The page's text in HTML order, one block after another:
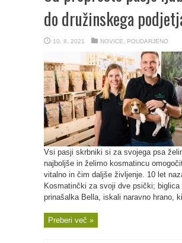
do družinskega
10. 8. 2021 NOVICE POUDARJENO
Vsi pasji skrbniki si za svojega psa
najboljše in želimo kosmatincu
vitalno in čim daljše življenje. 10 let
Kosmatinčki za svoji dve psički; biglica
prinašalka Bella, iskali naravno hrano,
Preberi več »